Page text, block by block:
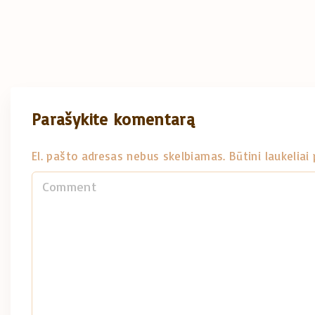
Parašykite komentarą
El. pašto adresas nebus skelbiamas. Būtini laukeliai